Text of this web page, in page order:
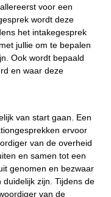
voor een
wordt deze
het intakegesprek
jullie om te bepalen
Ook wordt bepaald
en waar deze
van start gaan. Een
ervoor
van de overheid
en samen tot een
genomen en bezwaar
zijn. Tijdens de
van de